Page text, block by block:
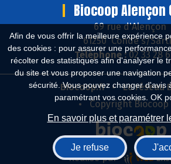
Afin de vous offrir la meilleure expérience
des cookies : pour assurer une
récolter des statistiques afin d'analyser le
du site et vous proposer une navigation
sécurité. Vous pouvez changer d'avis
paramétrant vos cookies. OK
En savoir plus et paramétrer
Je refuse
Biocoop Alençon
69 rue d'Alençon
61250 Condé s/
Téléphone : 02 33 28
Biocoop.fr
Le réseau
Copyright Biocoop
Réalisé par